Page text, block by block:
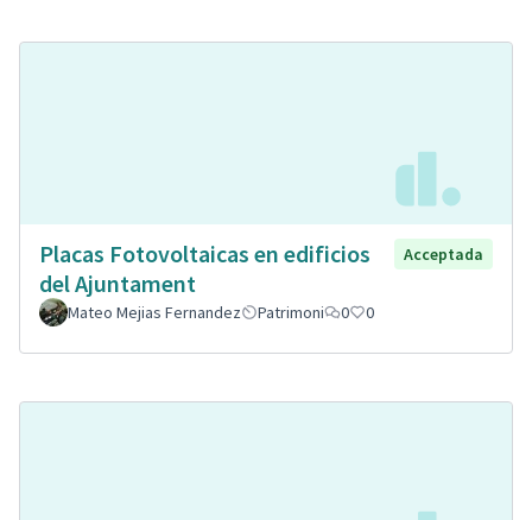
Placas Fotovoltaicas en edificios
del Ajuntament
Acceptada
Mateo Mejias Fernandez Patrimoni 0 0